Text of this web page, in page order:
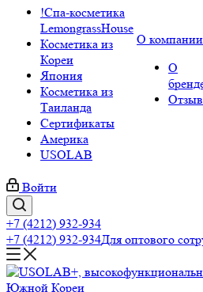
!Спа-косметика
LemongrassHouse
Косметика из
Кореи
Япония
Косметика из
Таиланда
Сертификаты
Америка
USOLAB
О компании
О
Войти
+7 (4212) 932-934
+7 (4212) 932-934Для оптового